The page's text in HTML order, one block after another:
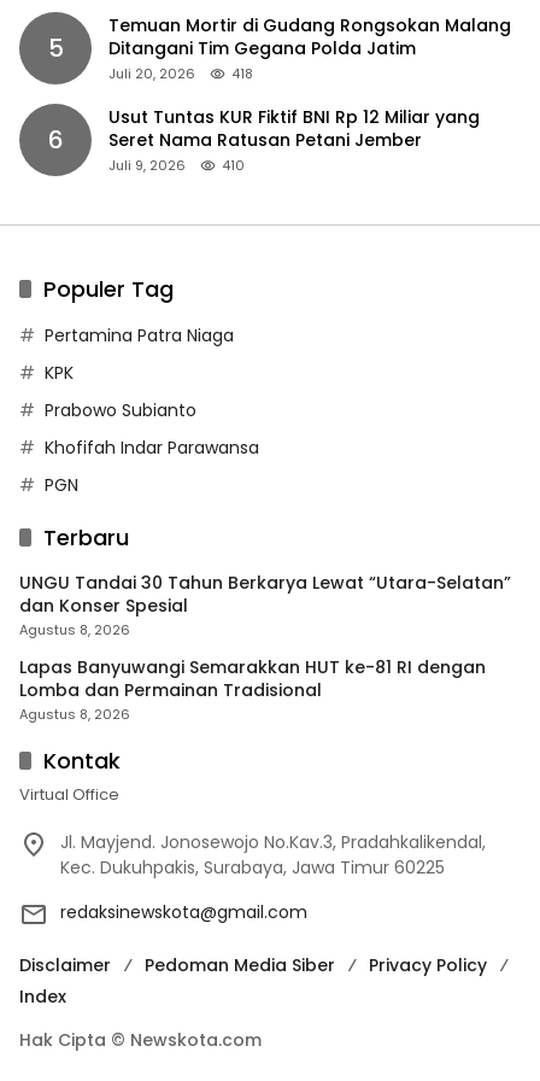
5
Temuan Mortir di Gudang Rongsokan Malang
Ditangani Tim Gegana Polda Jatim
Juli 20, 2026 418
6
Usut Tuntas KUR Fiktif BNI Rp 12 Miliar yang
Seret Nama Ratusan Petani Jember
Juli 9, 2026 410
Populer Tag
Pertamina Patra Niaga
KPK
Prabowo Subianto
Khofifah Indar Parawansa
PGN
Terbaru
UNGU Tandai 30 Tahun Berkarya Lewat “Utara-Selatan”
dan Konser Spesial
Agustus 8, 2026
Lapas Banyuwangi Semarakkan HUT ke-81 RI dengan
Lomba dan Permainan Tradisional
Agustus 8, 2026
Kontak
Virtual Office
Jl. Mayjend. Jonosewojo No.Kav.3, Pradahkalikendal,
Kec. Dukuhpakis, Surabaya, Jawa Timur 60225
redaksinewskota@gmail.com
Disclaimer Pedoman Media Siber
Privacy Policy
Index
Hak Cipta © Newskota.com